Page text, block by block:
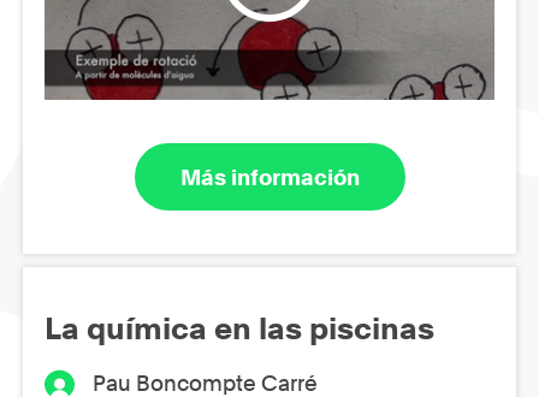
Más información
La química en las piscinas
Pau Boncompte Carré